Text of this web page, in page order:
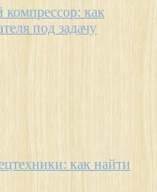
компрессор: как
под задачу
как найти